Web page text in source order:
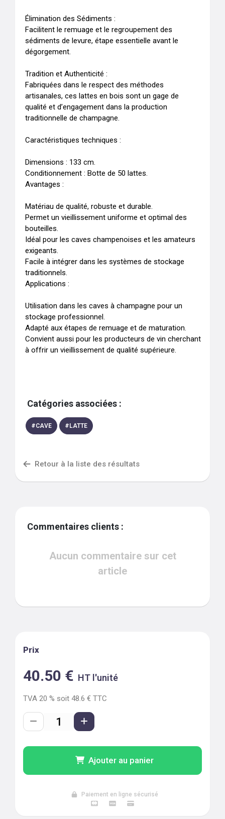
Élimination des Sédiments :
Facilitent le remuage et le regroupement des
sédiments de levure, étape essentielle avant le
dégorgement.
Tradition et Authenticité :
Fabriquées dans le respect des méthodes
artisanales, ces lattes en bois sont un gage de
qualité et d’engagement dans la production
traditionnelle de champagne.
Caractéristiques techniques :
Dimensions : 133 cm.
Conditionnement : Botte de 50 lattes.
Avantages :
Matériau de qualité, robuste et durable.
Permet un vieillissement uniforme et optimal des
bouteilles.
Idéal pour les caves champenoises et les amateurs
exigeants.
Facile à intégrer dans les systèmes de stockage
traditionnels.
Applications :
Utilisation dans les caves à champagne pour un
stockage professionnel.
Adapté aux étapes de remuage et de maturation.
Convient aussi pour les producteurs de vin cherchant
à offrir un vieillissement de qualité supérieure.
Catégories associées :
#CAVE # LATTE
Retour à la liste des résultats
Commentaires clients :
Aucun commentaire sur cet
article
Prix
40.50 € HT l'unité
TVA 20 % soit 48.6 € TTC
Ajouter au panier
Paiement en ligne sécurisé